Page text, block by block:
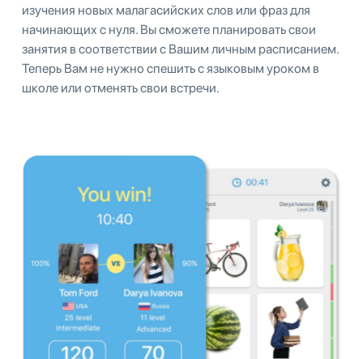
изучения новых малагасийских слов или фраз для
начинающих с нуля. Вы сможете планировать свои
занятия в соответствии с Вашим личным расписанием.
Теперь Вам не нужно спешить с языковым уроком в
школе или отменять свои встречи.